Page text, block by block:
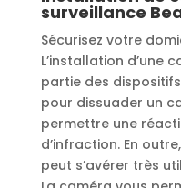
surveillance
Sécurisez votre
L’installation d’une
partie des
pour dissuader un
permettre une
d’infraction. En
peut s’avérer très